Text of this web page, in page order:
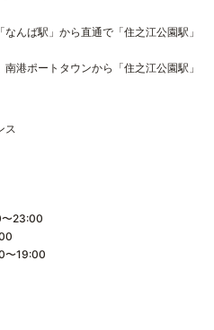
んば駅」から直通で「住之江公園駅」
南港ポートタウンから「住之江公園駅」
ス
〜23:00
〜19:00